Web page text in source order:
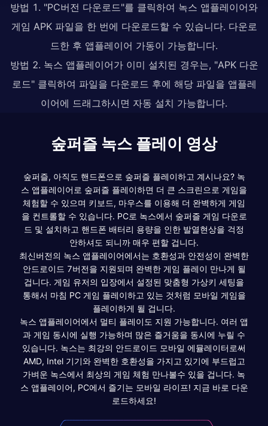
방법 1. "PC버전 다운로드"를 클릭하여 녹스 앱플레이어와
게임 APK 파일을 한 번에 다운로드할 수 있습니다. 다운로
드한 후 앱플레이어 가동이 가능합니다.
방법 2. 녹스 앱플레이어가 이미 설치된 경우는, "APK 다운
로드" 클릭하여 파일을 다운로드 후에 해당 파일을 앱플레
이어에 드래그하시면 자동 설치 가능합니다.
숲퍼즐 녹스 플레이 영상
숲퍼즐, 아직도 핸드폰으로 숲퍼즐 플레이하고 계시나요? 녹
스 앱플레이어로 숲퍼즐 플레이하면 더 큰 스크린으로 게임을
체험할 수 있으며 키보드, 마우스를 이용해 더 완벽하게 게임
을 컨트롤할 수 있습니다. PC로 녹스에서 숲퍼즐 게임 다운로
드 및 설치하고 핸드폰 배터리 용량을 인한 발열현상을 걱정
안하셔도 되니까 매우 편할 겁니다.
최신버전의 녹스 앱플레이어에서는 호환성과 안전성이 완벽한
안드로이드 7버전을 지원되며 완벽한 게임 플레이 만나게 될
겁니다. 게임 유저의 입장에서 설정된 맞춤형 가상키 세팅을
통해서 마침 PC 게임 플레이하고 있는 것처럼 모바일 게임을
플레이하게 될 겁니다.
녹스 앱플레이어에서 멀티 플레이도 지원 가능합니다. 여러 앱
과 게임 동시에 실행 가능하며 많은 즐거움을 동시에 누릴 수
있습니다. 녹스는 최강의 안드로이드 모바일 에뮬레이터로써
AMD, Intel 기기와 완벽한 호환성을 가지고 있기에 부드럽고
가벼운 녹스에서 최상의 게임 체험 만나볼수 있을 겁니다. 녹
스 앱플레이어, PC에서 즐기는 모바일 라이프! 지금 바로 다운
로드하세요!